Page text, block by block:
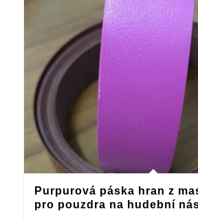
Purpurová páska hran z
pro pouzdra na hudební